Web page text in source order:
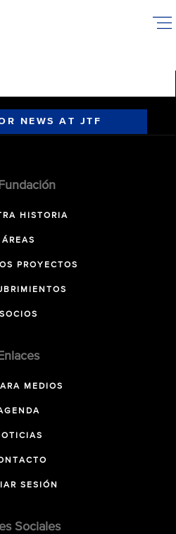
NEWS AT JTF
HISTORIA
ÁREAS
PROYECTOS
SOCIOS
Enlaces
MEDIOS
SESIÓN
Sociales